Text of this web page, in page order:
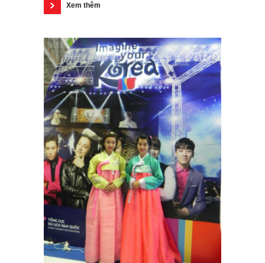
Xem thêm